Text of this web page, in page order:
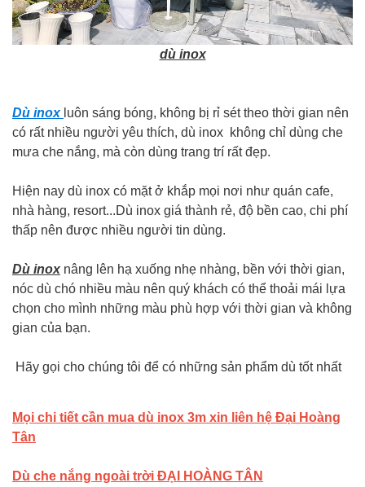
dù inox
Dù inox luôn sáng bóng, không bị rỉ sét theo thời gian nên
có rất nhiều người yêu thích, dù inox không chỉ dùng che
mưa che nắng, mà còn dùng trang trí rất đẹp.
Hiện nay dù inox có mặt ở khắp mọi nơi như quán cafe,
nhà hàng, resort...Dù inox giá thành rẻ, độ bền cao, chi phí
thấp nên được nhiều người tin dùng.
Dù inox nâng lên hạ xuống nhẹ nhàng, bền với thời gian,
nóc dù chó nhiều màu nên quý khách có thể thoải mái lựa
chọn cho mình những màu phù hợp với thời gian và không
gian của bạn.
Hãy gọi cho chúng tôi để có những sản phẩm dù tốt nhất
Mọi chi tiết cần mua dù inox 3m xin liên hệ Đại Hoàng
Tân
Dù che nắng ngoài trời ĐẠI HOÀNG TÂN